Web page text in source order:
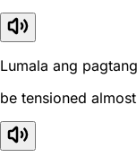
Lumala ang
be tensioned